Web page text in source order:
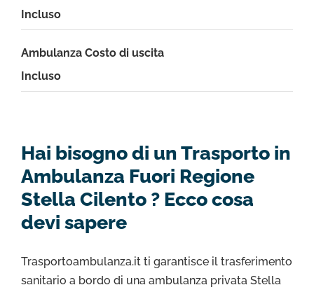
Incluso
Ambulanza Costo di uscita
Incluso
Hai bisogno di un Trasporto in
Ambulanza Fuori Regione
Stella Cilento ? Ecco cosa
devi sapere
Trasportoambulanza.it ti garantisce il trasferimento
sanitario a bordo di una ambulanza privata Stella